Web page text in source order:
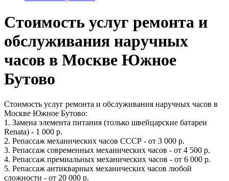
Стоимость услуг ремонта и
обслуживания наручных
часов в Москве Южное
Бутово
Стоимость услуг ремонта и обслуживания наручных часов в
Москве Южное Бутово:
1. Замена элемента питания (только швейцарские батареи
Renata) - 1 000 р.
2. Репассаж механических часов СССР - от 3 000 р.
3. Репассаж современных механических часов - от 4 500 р.
4. Репассаж премиальных механических часов - от 6 000 р.
5. Репассаж антикварных механических часов любой
сложности - от 20 000 р.